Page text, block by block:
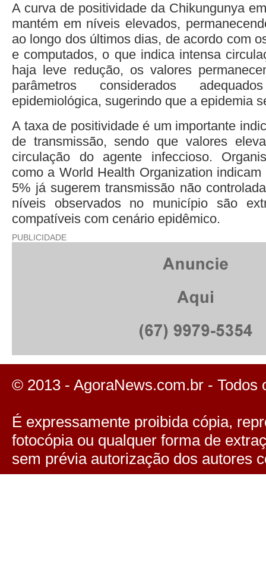
A curva de positividade da Chikungunya
mantém em níveis elevados,
ao longo dos últimos dias, de acordo com
e computados, o que indica intensa
haja leve redução, os valores
parâmetros considerados
epidemiológica, sugerindo que a epidemia
A taxa de positividade é um importante
de transmissão, sendo que valores
circulação do agente infeccioso.
como a World Health Organization
5% já sugerem transmissão não
níveis observados no município são
compatíveis com cenário epidêmico.
PUBLICIDADE
© 2013 - AgoraNews.com.br - Todos
É expressamente proibida cópia,
fotocópia ou qualquer forma de
sem prévia autorização dos autores